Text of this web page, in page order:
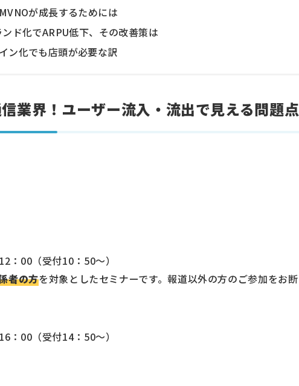
が成長するためには
ド化でARPU低下、その改善策は
ン化でも店頭が必要な訳
信業界！ユーザー流入・流出で見える問題
：00（受付10：50～）
者の方を対象としたセミナーです。報道以外の方のご参加をお
：00（受付14：50～）